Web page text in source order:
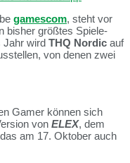
gamescom, steht vor
bisher größtes Spiele-
Jahr wird THQ Nordic auf
von denen zwei
Gamer können sich
von ELEX, dem
am 17. Oktober auch